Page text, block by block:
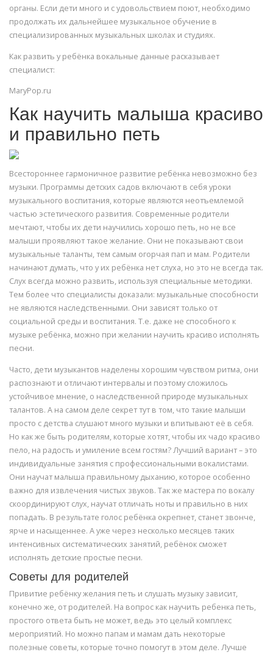
органы. Если дети много и с удовольствием поют, необходимо
продолжать их дальнейшее музыкальное обучение в
специализированных музыкальных школах и студиях.
Как развить у ребёнка вокальные данные расказывает
специалист:
MaryPop.ru
Как научить малыша красиво
и правильно петь
Всестороннее гармоничное развитие ребёнка невозможно без
музыки. Программы детских садов включают в себя уроки
музыкального воспитания, которые являются неотъемлемой
частью эстетического развития. Современные родители
мечтают, чтобы их дети научились хорошо петь, но не все
малыши проявляют такое желание. Они не показывают свои
музыкальные таланты, тем самым огорчая пап и мам. Родители
начинают думать, что у их ребёнка нет слуха, но это не всегда так.
Слух всегда можно развить, используя специальные методики.
Тем более что специалисты доказали: музыкальные способности
не являются наследственными. Они зависят только от
социальной среды и воспитания. Т.е. даже не способного к
музыке ребёнка, можно при желании научить красиво исполнять
песни.
Часто, дети музыкантов наделены хорошим чувством ритма, они
распознают и отличают интервалы и поэтому сложилось
устойчивое мнение, о наследственной природе музыкальных
талантов. А на самом деле секрет тут в том, что такие малыши
просто с детства слушают много музыки и впитывают её в себя.
Но как же быть родителям, которые хотят, чтобы их чадо красиво
пело, на радость и умиление всем гостям? Лучший вариант – это
индивидуальные занятия с профессиональными вокалистами.
Они научат малыша правильному дыханию, которое особенно
важно для извлечения чистых звуков. Так же мастера по вокалу
скоординируют слух, научат отличать ноты и правильно в них
попадать. В результате голос ребёнка окрепнет, станет звонче,
ярче и насыщеннее. А уже через несколько месяцев таких
интенсивных систематических занятий, ребёнок сможет
исполнять детские простые песни.
Советы для родителей
Привитие ребёнку желания петь и слушать музыку зависит,
конечно же, от родителей. На вопрос как научить ребенка петь,
простого ответа быть не может, ведь это целый комплекс
мероприятий. Но можно папам и мамам дать некоторые
полезные советы, которые точно помогут в этом деле. Лучше